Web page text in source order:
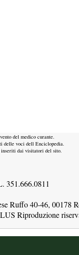
del medico curante.
delle voci dell Enciclopedia.
inseriti dai visitatori del sito.
351.666.0811
Ruffo 40-46, 00178
Riproduzione